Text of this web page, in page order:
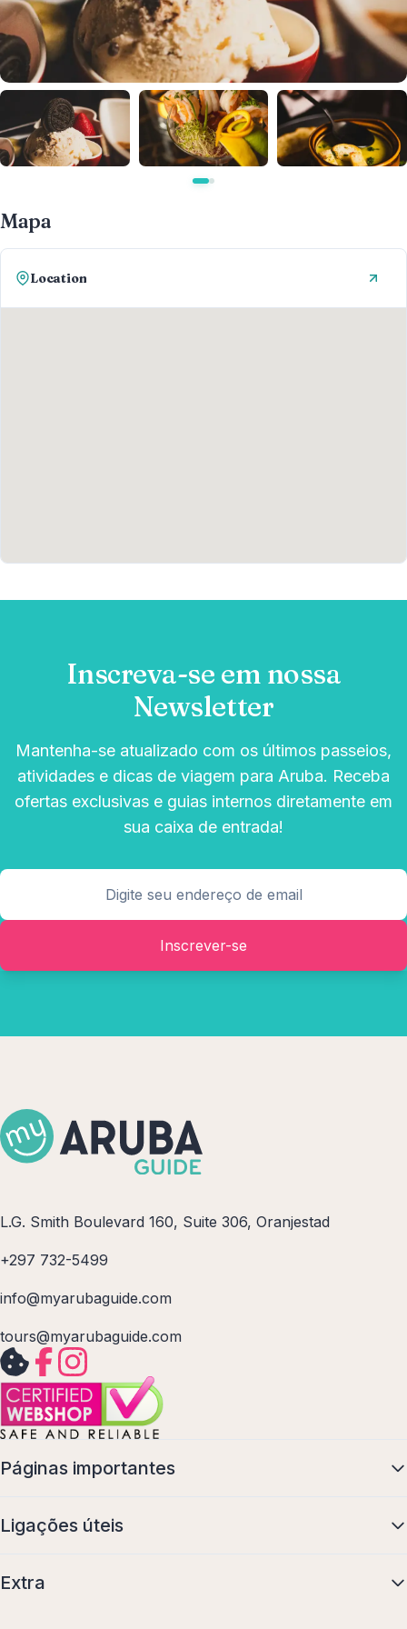
Mapa
Location
Inscreva-se em nossa
Newsletter
Mantenha-se atualizado com os últimos passeios,
atividades e dicas de viagem para Aruba. Receba
ofertas exclusivas e guias internos diretamente em
sua caixa de entrada!
Inscrever-se
L.G. Smith Boulevard 160, Suite 306, Oranjestad
+297 732-5499
info@myarubaguide.com
tours@myarubaguide.com
Páginas importantes
Ligações úteis
Extra